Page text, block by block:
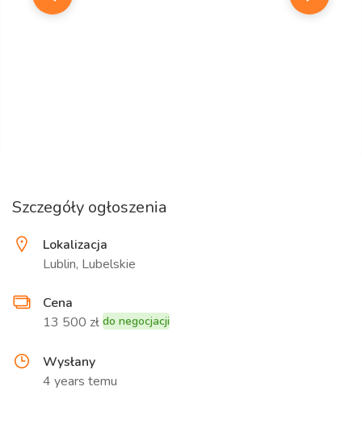
Szczegóły ogłoszenia
Lokalizacja
Lublin, Lubelskie
Cena
13 500 zł do negocjacji
Wysłany
4 years temu